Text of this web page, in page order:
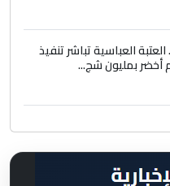
العتبة العباسية تباشر تنفيذ
أخضر بمليون شج...